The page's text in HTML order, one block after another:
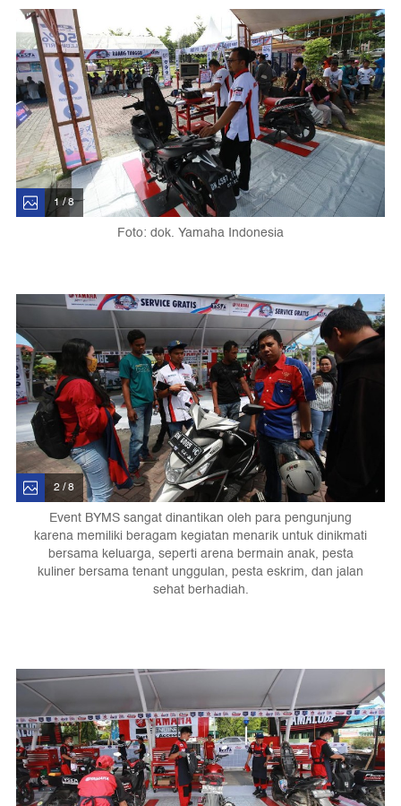
1 / 8
Foto: dok. Yamaha Indonesia
2 / 8
Event BYMS sangat dinantikan oleh para pengunjung
karena memiliki beragam kegiatan menarik untuk dinikmati
bersama keluarga, seperti arena bermain anak, pesta
kuliner bersama tenant unggulan, pesta eskrim, dan jalan
sehat berhadiah.